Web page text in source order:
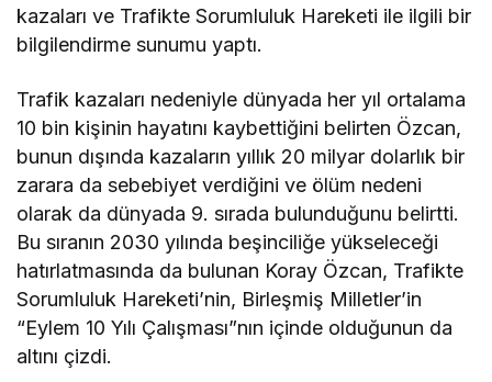
kazaları ve Trafikte Sorumluluk Hareketi ile ilgili bir
bilgilendirme sunumu yaptı.
Trafik kazaları nedeniyle dünyada her yıl ortalama
10 bin kişinin hayatını kaybettiğini belirten Özcan,
bunun dışında kazaların yıllık 20 milyar dolarlık bir
zarara da sebebiyet verdiğini ve ölüm nedeni
olarak da dünyada 9. sırada bulunduğunu belirtti.
Bu sıranın 2030 yılında beşinciliğe yükseleceği
hatırlatmasında da bulunan Koray Özcan, Trafikte
Sorumluluk Hareketi’nin, Birleşmiş Milletler’in
“Eylem 10 Yılı Çalışması”nın içinde olduğunun da
altını çizdi.